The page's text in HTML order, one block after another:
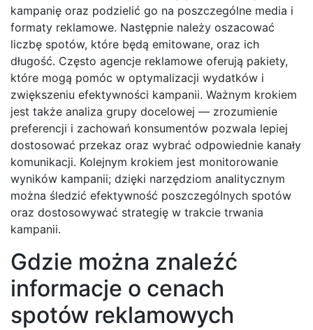
kampanię oraz podzielić go na poszczególne media i
formaty reklamowe. Następnie należy oszacować
liczbę spotów, które będą emitowane, oraz ich
długość. Często agencje reklamowe oferują pakiety,
które mogą pomóc w optymalizacji wydatków i
zwiększeniu efektywności kampanii. Ważnym krokiem
jest także analiza grupy docelowej — zrozumienie
preferencji i zachowań konsumentów pozwala lepiej
dostosować przekaz oraz wybrać odpowiednie kanały
komunikacji. Kolejnym krokiem jest monitorowanie
wyników kampanii; dzięki narzędziom analitycznym
można śledzić efektywność poszczególnych spotów
oraz dostosowywać strategię w trakcie trwania
kampanii.
Gdzie można znaleźć
informacje o cenach
spotów reklamowych